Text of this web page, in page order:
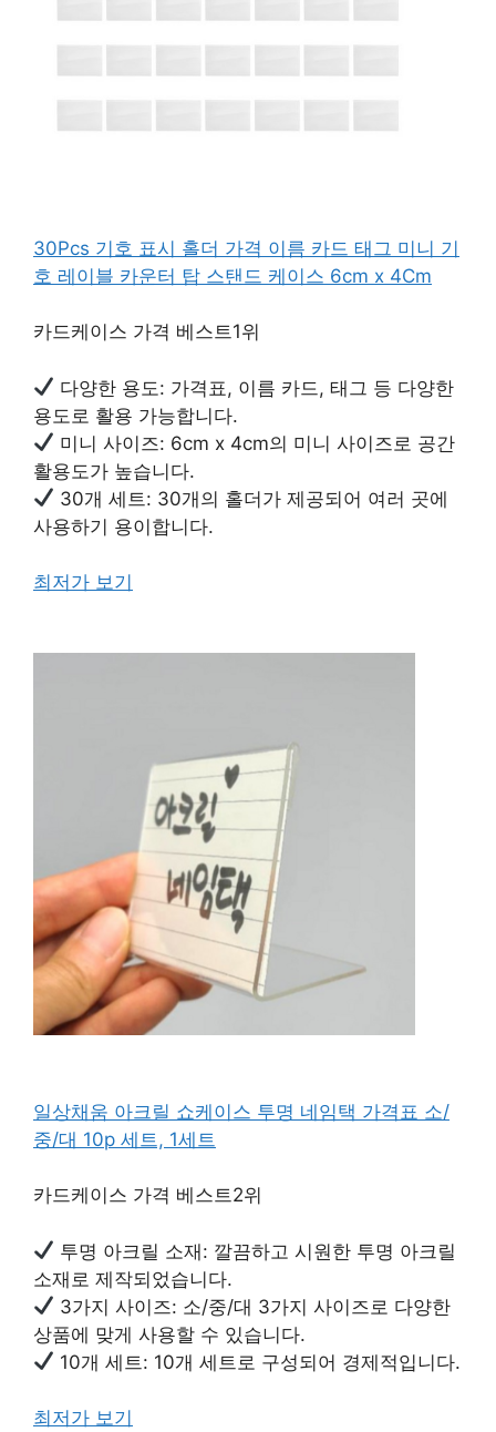
30Pcs 기호 표시 홀더 가격 이름 카드 태그 미니 기
호 레이블 카운터 탑 스탠드 케이스 6cm x 4Cm
카드케이스 가격 베스트1위
다양한 용도: 가격표, 이름 카드, 태그 등 다양한
용도로 활용 가능합니다.
미니 사이즈: 6cm x 4cm의 미니 사이즈로 공간
활용도가 높습니다.
30개 세트: 30개의 홀더가 제공되어 여러 곳에
사용하기 용이합니다.
최저가 보기
일상채움 아크릴 쇼케이스 투명 네임택 가격표 소/
중/대 10p 세트, 1세트
카드케이스 가격 베스트2위
투명 아크릴 소재: 깔끔하고 시원한 투명 아크릴
소재로 제작되었습니다.
3가지 사이즈: 소/중/대 3가지 사이즈로 다양한
상품에 맞게 사용할 수 있습니다.
10개 세트: 10개 세트로 구성되어 경제적입니다.
최저가 보기